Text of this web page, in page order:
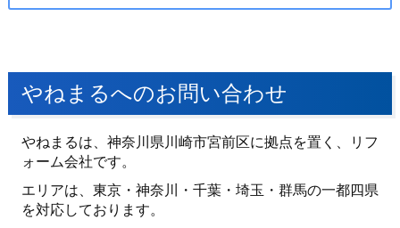
やねまるへのお問い合わせ
やねまるは、神奈川県川崎市宮前区に拠点を置く、リフ
ォーム会社です。
エリアは、東京・神奈川・千葉・埼玉・群馬の一都四県
を対応しております。